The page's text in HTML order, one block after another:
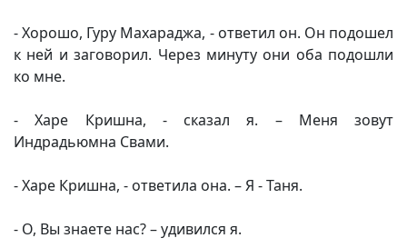
- Хорошо, Гуру Махараджа, - ответил он. Он подошел
к ней и заговорил. Через минуту они оба подошли
ко мне.
- Харе Кришна, - сказал я. – Меня зовут
Индрадьюмна Свами.
- Харе Кришна, - ответила она. – Я - Таня.
- О, Вы знаете нас? – удивился я.